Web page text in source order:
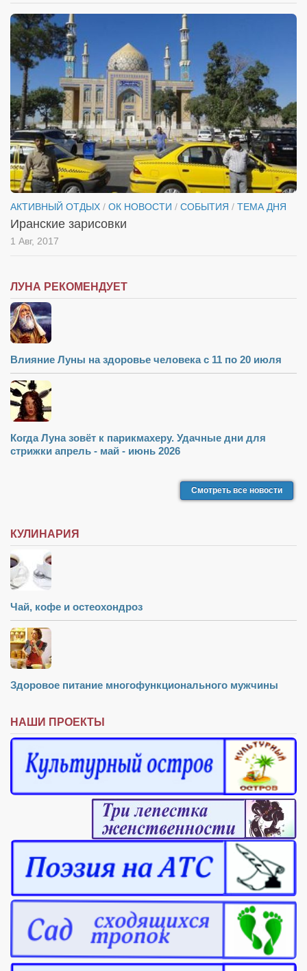
АКТИВНЫЙ ОТДЫХ / ОК НОВОСТИ / СОБЫТИЯ / ТЕМА ДНЯ
Иранские зарисовки
1 Авг, 2017
ЛУНА РЕКОМЕНДУЕТ
Влияние Луны на здоровье человека с 11 по 20 июля
Когда Луна зовёт к парикмахеру. Удачные дни для
стрижки апрель - май - июнь 2026
Смотреть все новости
КУЛИНАРИЯ
Чай, кофе и остеохондроз
Здоровое питание многофункционального мужчины
НАШИ ПРОЕКТЫ